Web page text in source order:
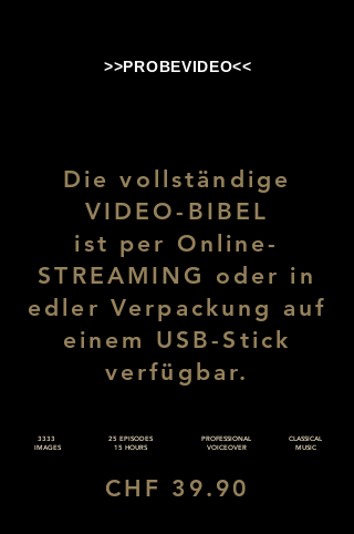
>>PROBEVIDEO<<
Die vollständige
VIDEO-BIBEL
ist per Online-
STREAMING oder in
edler Verpackung auf
einem USB-Stick
verfügbar.
3333
IMAGES
25 EPISODES
15 HOURS
PROFESSIONAL
VOICEOVER
CLASSICAL
MUSIC
CHF 39.90